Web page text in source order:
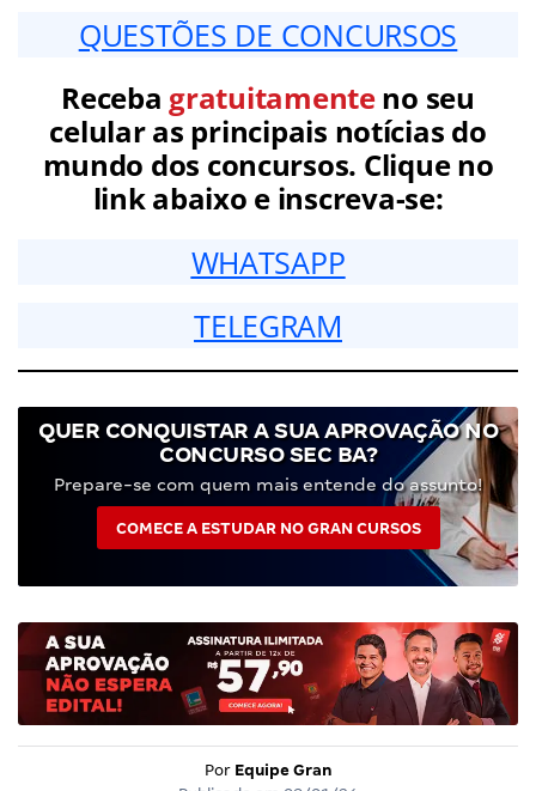
QUESTÕES DE CONCURSOS
Receba gratuitamenteno seu
celular as principais notícias do
mundo dos concursos. Clique no
link abaixo e inscreva-se:
WHATSAPP
TELEGRAM
QUER CONQUISTAR A SUA APROVAÇÃO NO
CONCURSO SEC BA?
Prepare-se com quem mais entende do assunto!
COMECE A ESTUDAR NO GRAN CURSOS
Por Equipe Gran